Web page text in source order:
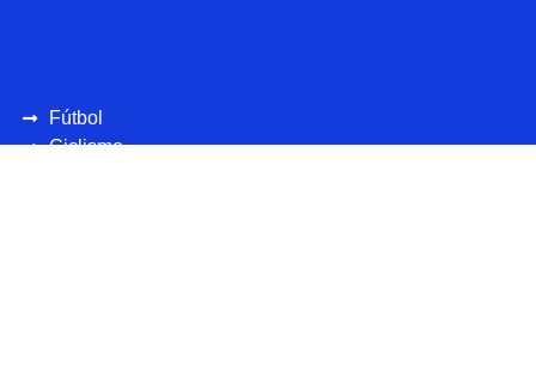
Fútbol
Ciclismo